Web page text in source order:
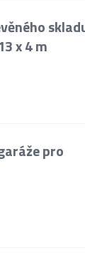
x 4 m
pro